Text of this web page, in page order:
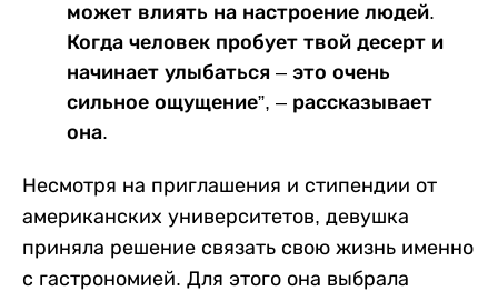
может влиять на настроение людей.
Когда человек пробует твой десерт и
начинает улыбаться – это очень
сильное ощущение”, – рассказывает
она.
Несмотря на приглашения и стипендии от
американских университетов, девушка
приняла решение связать свою жизнь именно
с гастрономией. Для этого она выбрала